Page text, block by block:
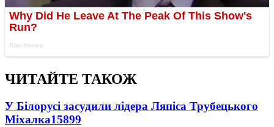
ЧИТАЙТЕ ТАКОЖ
У Білорусі засудили лідера Ляпіса Трубецького
Міхалка15899